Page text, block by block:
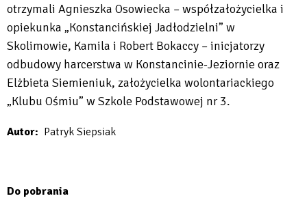
otrzymali Agnieszka Osowiecka – współzałożycielka i
opiekunka „Konstancińskiej Jadłodzielni” w
Skolimowie, Kamila i Robert Bokaccy – inicjatorzy
odbudowy harcerstwa w Konstancinie-Jeziornie oraz
Elżbieta Siemieniuk, założycielka wolontariackiego
„Klubu Ośmiu” w Szkole Podstawowej nr 3.
Autor Patryk Siepsiak
Do pobrania